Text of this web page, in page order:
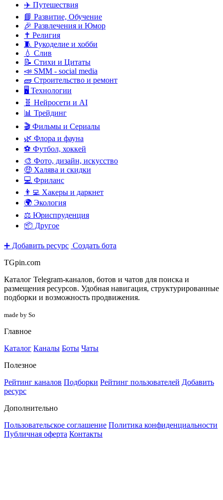
✈️ Путешествия
📘 Развитие, Обучение
🎉 Развлечения и Юмор
✝️ Религия
🧵 Рукоделие и хобби
💧 Слив
📝 Стихи и Цитаты
📣 SMM - social media
🧱 Строительство и ремонт
🖥️ Технологии
🧬 Нейросети и AI
📊 Трейдинг
🎬 Фильмы и Сериалы
🌿 Флора и фауна
⚽ Футбол, хоккей
🎨 Фото, дизайн, искусство
🤑 Халява и скидки
💻 Фриланс
👨‍💻 Хакеры и даркнет
🌍 Экология
⚖️ Юриспруденция
📦 Другое
➕ Добавить ресурс Создать бота
TGpin.com
Каталог Telegram-каналов, ботов и чатов для поиска и
размещения ресурсов. Удобная навигация, структурированные
подборки и возможность продвижения.
made by So
Главное
Каталог Каналы Боты Чаты
Полезное
Рейтинг каналов Подборки Рейтинг пользователей Добавить
ресурс
Дополнительно
Пользовательское соглашение Политика конфиденциальности
Публичная оферта Контакты